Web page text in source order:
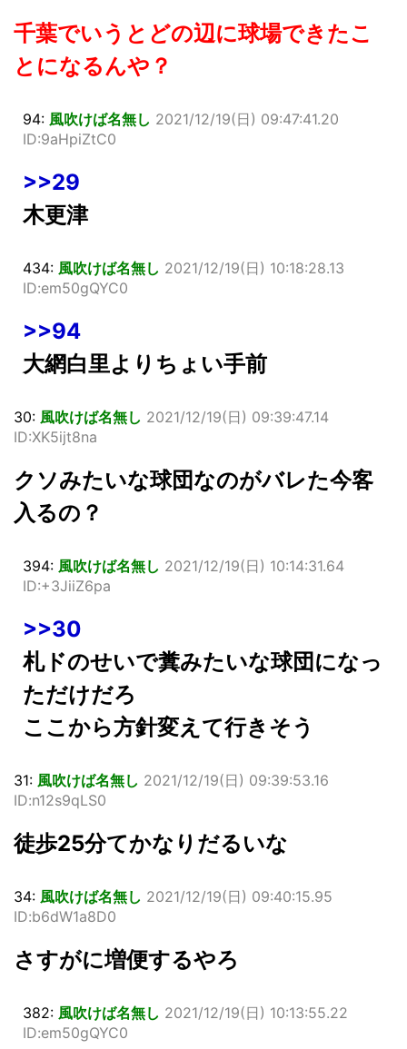
千葉でいうとどの辺に球場できたこ
とになるんや？
94: 風吹けば名無し 2021/12/19(日) 09:47:41.20
ID:9aHpiZtC0
>>29
木更津
434: 風吹けば名無し 2021/12/19(日) 10:18:28.13
ID:em50gQYC0
>>94
大網白里よりちょい手前
30: 風吹けば名無し 2021/12/19(日) 09:39:47.14
ID:XK5ijt8na
クソみたいな球団なのがバレた今客
入るの？
394: 風吹けば名無し 2021/12/19(日) 10:14:31.64
ID:+3JiiZ6pa
>>30
札ドのせいで糞みたいな球団になっ
ただけだろ
ここから方針変えて行きそう
31: 風吹けば名無し 2021/12/19(日) 09:39:53.16
ID:n12s9qLS0
徒歩25分てかなりだるいな
34: 風吹けば名無し 2021/12/19(日) 09:40:15.95
ID:b6dW1a8D0
さすがに増便するやろ
382: 風吹けば名無し 2021/12/19(日) 10:13:55.22
ID:em50gQYC0